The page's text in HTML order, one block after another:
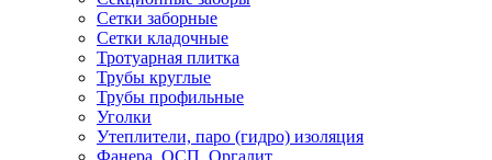
Сетки заборные
Сетки кладочные
Тротуарная плитка
Трубы круглые
Трубы профильные
Уголки
Утеплители, паро (гидро) изоляция
Фанера, ОСП, Оргалит